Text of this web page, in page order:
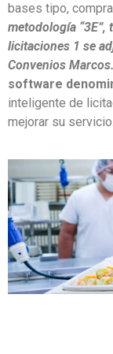
bases tipo,
metodología “3E”,
licitaciones 1 se
Convenios Marcos.
software
inteligente de
mejorar su servicio.